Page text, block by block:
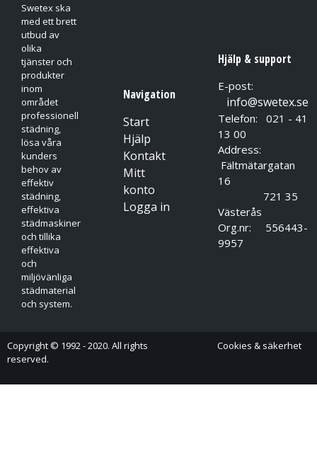
Swetex ska
med ett brett
utbud av
olika
tjänster och
produkter
inom
området
professionell
städning,
lösa våra
kunders
behov av
effektiv
städning,
effektiva
städmaskiner
och tillika
effektiva
och
miljövänliga
städmaterial
och system.
Navigation
Start
Hjälp
Kontakt
Mitt
konto
Logga in
Hjälp & support
E-post:
info@swetex.se
Telefon: 021 - 41
13 00
Address:
Fältmätargatan
16
721 35
Västerås
Org.nr: 556443-
9957
Copyright © 1992 - 2020. All rights
reserved.
Cookies & säkerhet